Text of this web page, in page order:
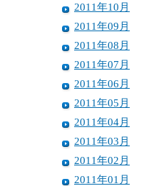
2011年10月
2011年09月
2011年08月
2011年07月
2011年06月
2011年05月
2011年04月
2011年03月
2011年02月
2011年01月